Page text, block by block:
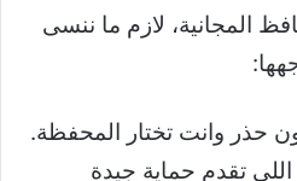
المجانية، لازم ما ننسى
حذر وانت تختار المحفظة.
تقدم حماية جيدة